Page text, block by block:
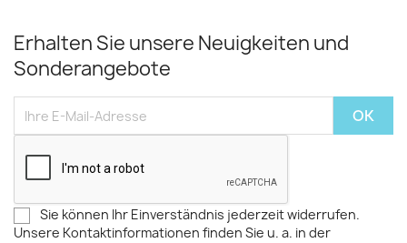
Erhalten Sie unsere Neuigkeiten und
Sonderangebote
Sie können Ihr Einverständnis jederzeit widerrufen.
Unsere Kontaktinformationen finden Sie u. a. in der